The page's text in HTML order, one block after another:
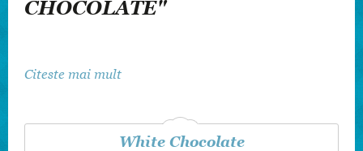
CHOCOLATE"
Citeste mai mult
White Chocolate